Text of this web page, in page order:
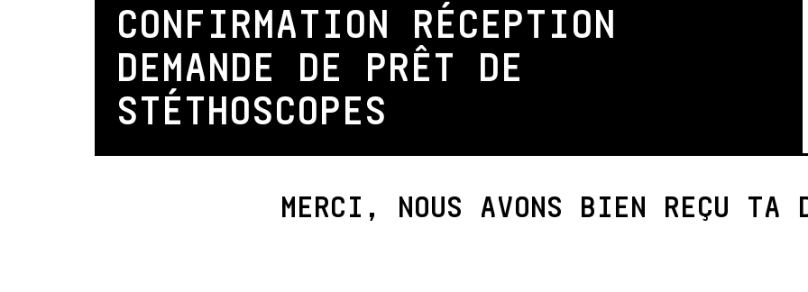
CONFIRMATION RÉCEPTION
DEMANDE DE PRÊT DE
STÉTHOSCOPES
MERCI, NOUS AVONS BIEN REÇU TA